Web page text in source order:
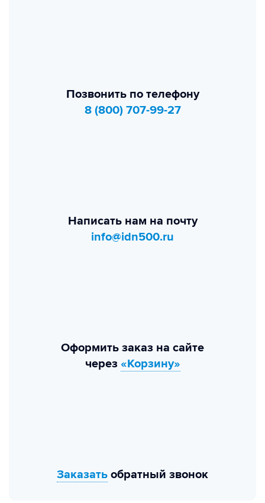
Позвонить по телефону
8 (800) 707-99-27
Написать нам на почту
info@idn500.ru
Оформить заказ на сайте
через «Корзину»
Заказать обратный звонок